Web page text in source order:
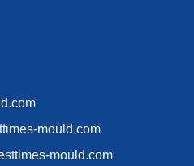
mould.com
mould.com